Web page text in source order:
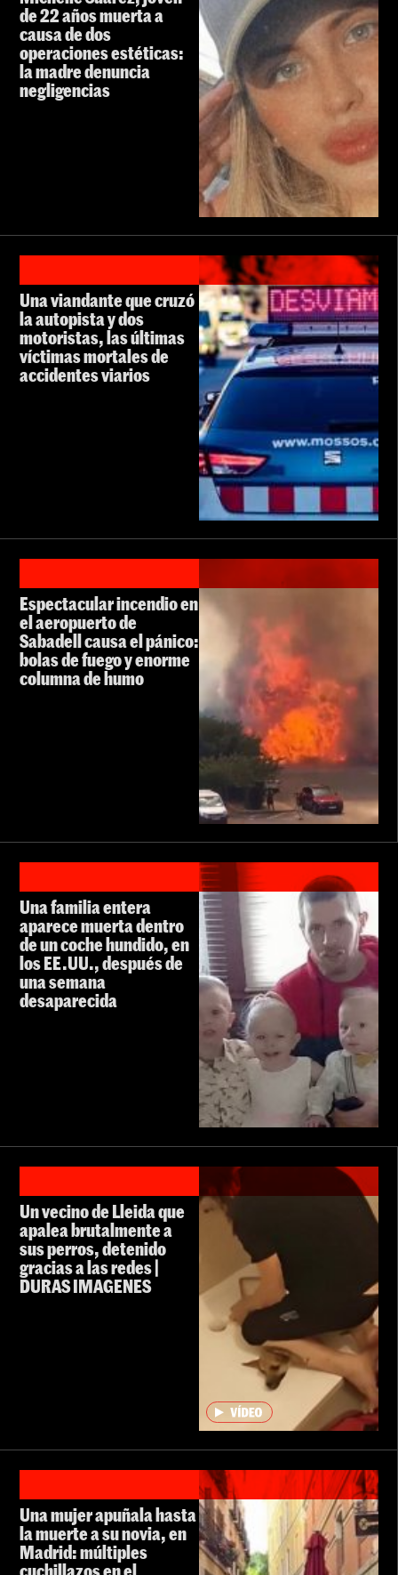
de 22 años muerta a
causa de dos
operaciones estéticas:
la madre denuncia
negligencias
Una viandante que cruzó
la autopista y dos
motoristas, las últimas
víctimas mortales de
accidentes viarios
Espectacular incendio en
el aeropuerto de
Sabadell causa el pánico:
bolas de fuego y enorme
columna de humo
Una familia entera
aparece muerta dentro
de un coche hundido, en
los EE.UU., después de
una semana
desaparecida
Un vecino de Lleida que
apalea brutalmente a
sus perros, detenido
gracias a las redes |
DURAS IMAGENES
Una mujer apuñala hasta
la muerte a su novia, en
Madrid: múltiples
cuchillazos en el